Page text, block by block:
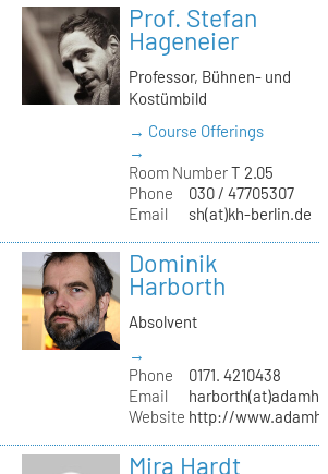
Prof. Stefan
Hageneier
Professor, Bühnen- und
Kostümbild
→ Course Offerings
→
Room NumberT 2.05
Phone
030 / 47705307
Email
sh(at)kh-berlin.de
Dominik
Harborth
Absolvent
→
Phone
0171. 4210438
Email
Website http://
Mira Hardt